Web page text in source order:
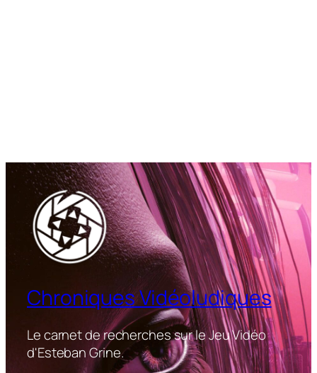
Chroniques Vidéoludiques
Le carnet de recherches sur le Jeu Vidéo
d'Esteban Grine.